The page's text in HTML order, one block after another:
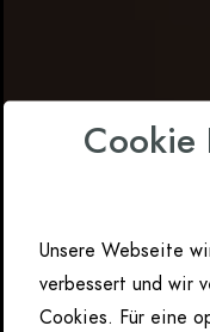
2026
Cookie
Unsere Webseite
verbessert und wir
Cookies. Für eine